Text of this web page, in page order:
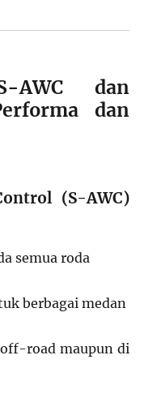
AWC dan
dan
(S-AWC)
semua roda
berbagai medan
road maupun di